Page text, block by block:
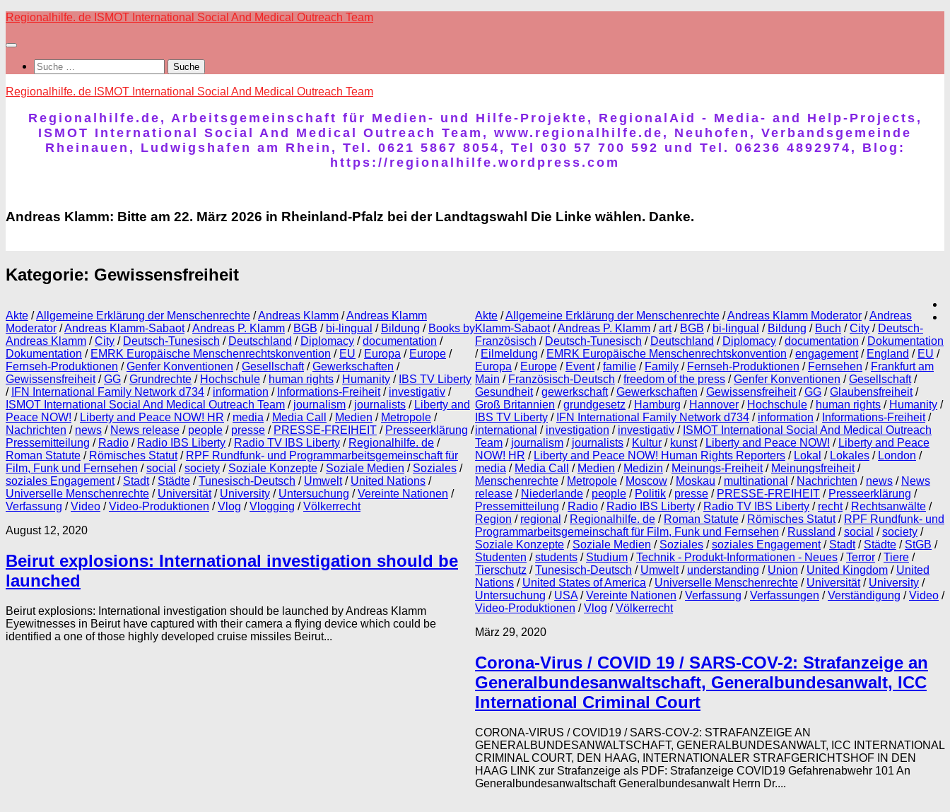
Skip
content
Regionalhilfe. de ISMOT International Social And Medical Outreach Team
Suche
nach:
Regionalhilfe. de ISMOT International Social And Medical Outreach Team
Regionalhilfe.de, Arbeitsgemeinschaft für Medien- und Hilfe-Projekte, RegionalAid - Media- and Help-Projects,
ISMOT International Social And Medical Outreach Team, www.regionalhilfe.de, Neuhofen, Verbandsgemeinde
Rheinauen, Ludwigshafen am Rhein, Tel. 0621 5867 8054, Tel 030 57 700 592 und Tel. 06236 4892974, Blog:
https://regionalhilfe.wordpress.com
Andreas Klamm: Bitte am 22. März 2026 in Rheinland-Pfalz bei der Landtagswahl Die Linke wählen. Danke.
Kategorie: Gewissensfreiheit
Akte /Allgemeine Erklärung der Menschenrechte /Andreas Klamm /Andreas Klamm
Moderator /Andreas Klamm-Sabaot/Andreas P. Klamm / BGB / bi-lingual / Bildung / Books by
Andreas Klamm /City / Deutsch-Tunesisch / Deutschland / Diplomacy /documentation /
Dokumentation / EMRK Europäische Menschenrechtskonvention / EU / Europa / Europe /
Fernseh-Produktionen /Genfer Konventionen /Gesellschaft/Gewerkschaften /
Gewissensfreiheit/GG /Grundrechte / Hochschule / human rights / Humanity / IBS TV Liberty
/ IFN International Family Network d734 / information / Informations-Freiheit/ investigativ /
ISMOT International Social And Medical Outreach Team / journalism / journalists / Liberty and
Peace NOW! / Liberty and Peace NOW! HR / media / Media Call / Medien / Metropole /
Nachrichten / news / News release / people / presse / PRESSE-FREIHEIT / Presseerklärung /
Pressemitteilung / Radio / Radio IBS Liberty / Radio TV IBS Liberty / Regionalhilfe. de /
Roman Statute / Römisches Statut/ RPF Rundfunk- und Programmarbeitsgemeinschaft für
Film, Funk und Fernsehen /social /society / Soziale Konzepte / Soziale Medien / Soziales /
soziales Engagement/ Stadt/ Städte /Tunesisch-Deutsch / Umwelt/ United Nations /
Universelle Menschenrechte / Universität/ University / Untersuchung /Vereinte Nationen /
Verfassung /Video /Video-Produktionen /Vlog /Vlogging /Völkerrecht
August 12, 2020
Beirut explosions: International investigation should be
launched
Beirut explosions: International investigation should be launched by Andreas Klamm
Eyewitnesses in Beirut have captured with their camera a flying device which could be
identified a one of those highly developed cruise missiles Beirut...
Akte /Allgemeine Erklärung der Menschenrechte /Andreas Klamm Moderator /Andreas
Klamm-Sabaot/Andreas P. Klamm /art/ BGB / bi-lingual / Bildung / Buch /City / Deutsch-
Französisch / Deutsch-Tunesisch / Deutschland / Diplomacy /documentation / Dokumentation
/ Eilmeldung / EMRK Europäische Menschenrechtskonvention /engagement/ England / EU /
Europa / Europe / Event/familie / Family / Fernseh-Produktionen / Fernsehen / Frankfurt am
Main / Französisch-Deutsch /freedom of the press /Genfer Konventionen /Gesellschaft/
Gesundheit/gewerkschaft/Gewerkschaften /Gewissensfreiheit/GG /Glaubensfreiheit/
Groß Britannien /grundgesetz / Hamburg / Hannover / Hochschule / human rights / Humanity /
IBS TV Liberty / IFN International Family Network d734 / information / Informations-Freiheit/
international / investigation / investigativ / ISMOT International Social And Medical Outreach
Team / journalism / journalists / Kultur / kunst/ Liberty and Peace NOW! / Liberty and Peace
NOW! HR / Liberty and Peace NOW! Human Rights Reporters / Lokal / Lokales / London /
media / Media Call / Medien / Medizin / Meinungs-Freiheit/ Meinungsfreiheit/
Menschenrechte / Metropole / Moscow / Moskau / multinational / Nachrichten / news / News
release / Niederlande / people / Politik / presse / PRESSE-FREIHEIT / Presseerklärung /
Pressemitteilung / Radio / Radio IBS Liberty / Radio TV IBS Liberty / recht/ Rechtsanwälte /
Region / regional / Regionalhilfe. de / Roman Statute / Römisches Statut/ RPF Rundfunk- und
Programmarbeitsgemeinschaft für Film, Funk und Fernsehen / Russland /social /society /
Soziale Konzepte / Soziale Medien / Soziales /soziales Engagement/ Stadt/ Städte / StGB /
Studenten /students / Studium /Technik - Produkt-Informationen - Neues /Terror /Tiere /
Tierschutz /Tunesisch-Deutsch / Umwelt/ understanding / Union / United Kingdom / United
Nations / United States of America / Universelle Menschenrechte / Universität/ University /
Untersuchung / USA/Vereinte Nationen /Verfassung /Verfassungen /Verständigung /Video /
Video-Produktionen /Vlog /Völkerrecht
März 29, 2020
Corona-Virus / COVID 19 / SARS-COV-2: Strafanzeige an
Generalbundesanwaltschaft, Generalbundesanwalt, ICC
International Criminal Court
CORONA-VIRUS / COVID19 / SARS-COV-2: STRAFANZEIGE AN
GENERALBUNDESANWALTSCHAFT, GENERALBUNDESANWALT, ICC INTERNATIONAL
CRIMINAL COURT, DEN HAAG, INTERNATIONALER STRAFGERICHTSHOF IN DEN
HAAG LINK zur Strafanzeige als PDF: Strafanzeige COVID19 Gefahrenabwehr 101 An
Generalbundesanwaltschaft Generalbundesanwalt Herrn Dr....